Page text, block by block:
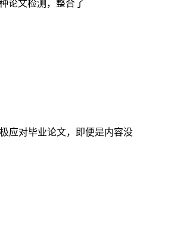
论文检测，整合了
应对毕业论文，即便是内容没